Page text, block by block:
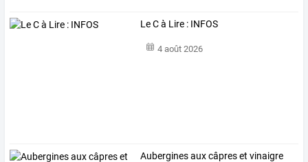
Le C à Lire : INFOS
4 août 2026
Auberginesauxcâpreset vinaigre